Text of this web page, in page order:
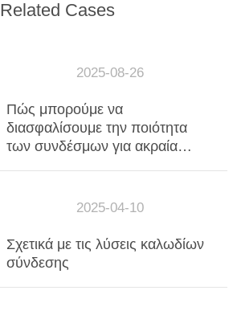
Related Cases
2025-08-26
Πώς μπορούμε να
διασφαλίσουμε την ποιότητα
των συνδέσμων για ακραία
2025-04-10
Σχετικά με τις λύσεις καλωδίων
σύνδεσης